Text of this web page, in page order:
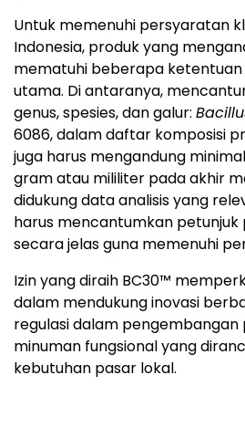
Untuk memenuhi persyaratan
Indonesia, produk yang
mematuhi beberapa ketentuan
utama. Di antaranya,
genus, spesies, dan galur:
6086, dalam daftar komposisi
juga harus mengandung minimal
gram atau mililiter pada akhir
didukung data analisis yang
harus mencantumkan
secara jelas guna memenuhi
Izin yang diraih BC30™
dalam mendukung inovasi
regulasi dalam
minuman fungsional yang
kebutuhan pasar lokal.